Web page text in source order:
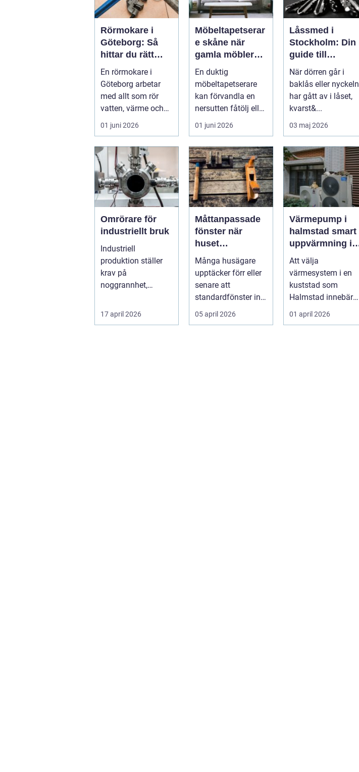
Rörmokare i
Göteborg: Så
hittar du rätt
hjälp för vatten,
värme och
avlopp
En rörmokare i
Göteborg arbetar
med allt som rör
vatten, värme och
avlopp, b&ari...
01 juni 2026
Möbeltapetserar
e skåne när
gamla möbler
får nytt liv
En duktig
möbeltapetserare
kan förvandla en
nersutten fåtölj eller
en fläckig soffa till
en favoritm...
01 juni 2026
Låssmed i
Stockholm: Din
guide till
trygghet och
säkerhet
När dörren går i
baklås eller nyckeln
har gått av i låset,
kvarst&...
03 maj 2026
Omrörare för
industriellt bruk
Industriell
produktion ställer
krav på
noggrannhet,
tillförlitlighe...
17 april 2026
Måttanpassade
fönster när
huset
bestämmer
formen
Många husägare
upptäcker förr eller
senare att
standardfönster inte
riktigt passar.
Kanske är huset ...
05 april 2026
Värmepump i
halmstad smart
uppvärmning i
kustklimat
Att välja
värmesystem i en
kuststad som
Halmstad innebär
särskilda
förutsättningar.
01 april 2026